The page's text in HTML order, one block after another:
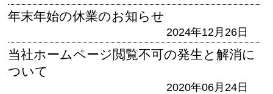
年末年始の休業のお知らせ
2024年12月26日
当社ホームページ閲覧不可の発生と解消に
ついて
2020年06月24日